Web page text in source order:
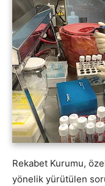
Rekabet Kurumu,
yönelik yürütülen